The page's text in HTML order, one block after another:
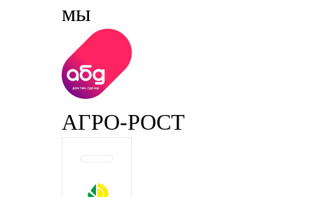
мы
АГРО-РОСТ